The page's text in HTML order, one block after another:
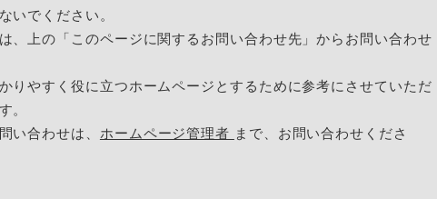
いでください。
、上の「このページに関するお問い合わせ先」からお問い合わせ
りやすく役に立つホームページとするために参考にさせていただ
。
い合わせは、 ホームページ管理者 まで、お問い合わせくださ